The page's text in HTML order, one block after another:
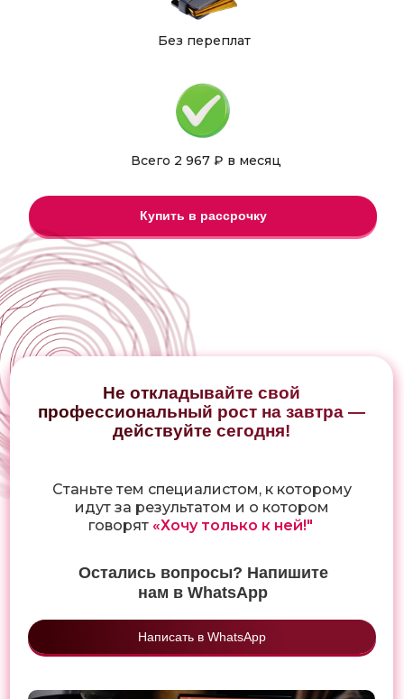
Всего 2 967 ₽ в месяц
Без переплат
Купить в рассрочку
Не откладывайте свой
профессиональный рост на завтра —
действуйте сегодня!
Написать в WhatsApp
Остались вопросы? Напишите
нам в WhatsApp
Станьте тем специалистом, к которому
идут за результатом и о котором
говорят «Хочу только к ней!"